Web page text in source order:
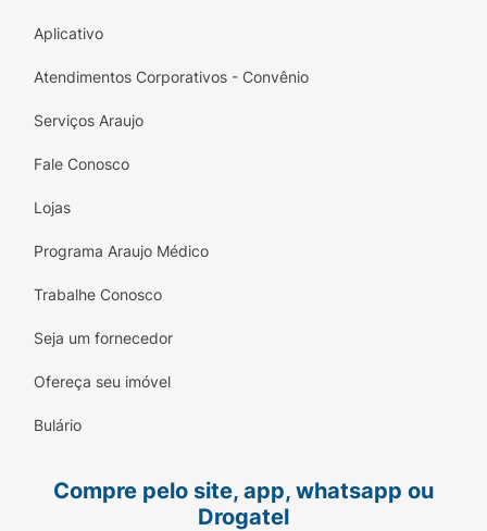
Aplicativo
Atendimentos Corporativos - Convênio
Serviços Araujo
Fale Conosco
Lojas
Programa Araujo Médico
Trabalhe Conosco
Seja um fornecedor
Ofereça seu imóvel
Bulário
Compre pelo site, app, whatsapp ou
Drogatel